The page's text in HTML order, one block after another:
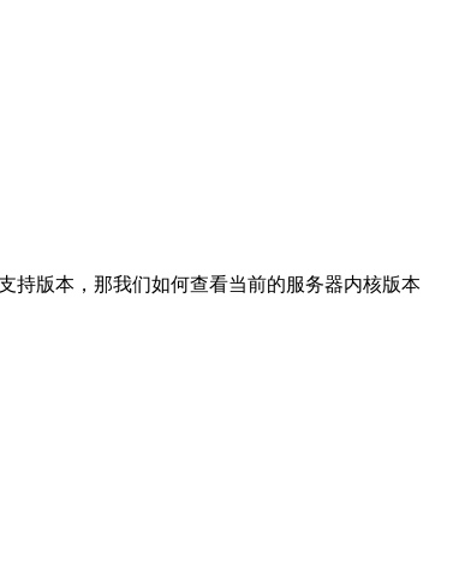
持版本，那我们如何查看当前的服务器内核版本